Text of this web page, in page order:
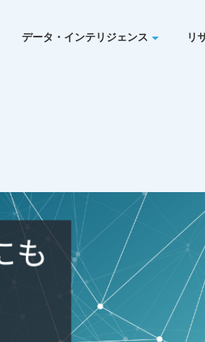
データ・インテリジェンス リ